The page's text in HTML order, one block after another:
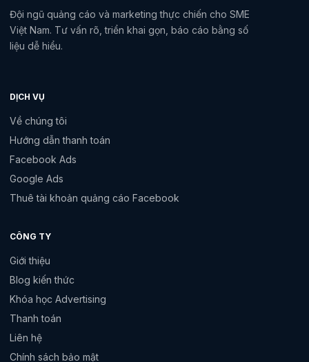
Đội ngũ quảng cáo và marketing thực chiến cho SME
Việt Nam. Tư vấn rõ, triển khai gọn, báo cáo bằng số
liệu dễ hiểu.
DỊCH VỤ
Về chúng tôi
Hướng dẫn thanh toán
Facebook Ads
Google Ads
Thuê tài khoản quảng cáo Facebook
CÔNG TY
Giới thiệu
Blog kiến thức
Khóa học Advertising
Thanh toán
Liên hệ
Chính sách bảo mật